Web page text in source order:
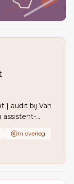
| audit bij Van
assistent-
je mee aan
en
In overleg